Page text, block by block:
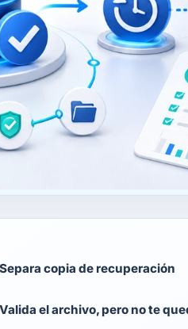
Separa copia de recuperación
Valida el archivo, pero no te